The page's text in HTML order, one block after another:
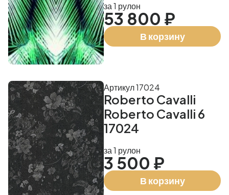
за 1 рулон
53 800 ₽
В корзину
Roberto Cavalli
Roberto Cavalli 6
17024
Артикул 17024
за 1 рулон
3 500 ₽
В корзину